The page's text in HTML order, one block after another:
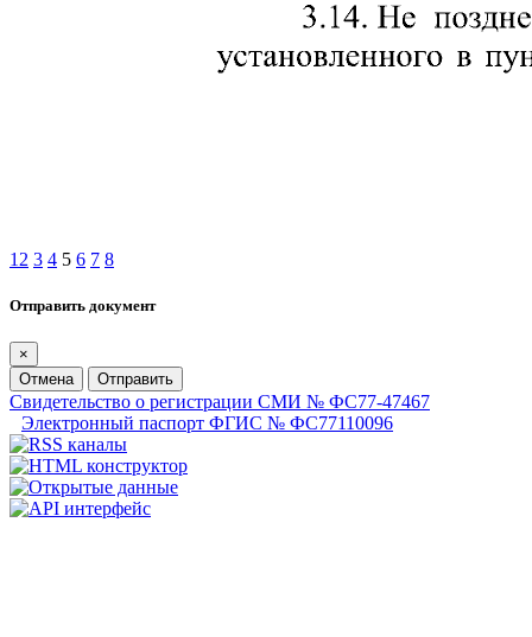
1 2 3 4 5 6 7 8
Отправить документ
×
Отмена
Отправить
Свидетельство о регистрации СМИ № ФС77-47467
Электронный паспорт ФГИС № ФС77110096